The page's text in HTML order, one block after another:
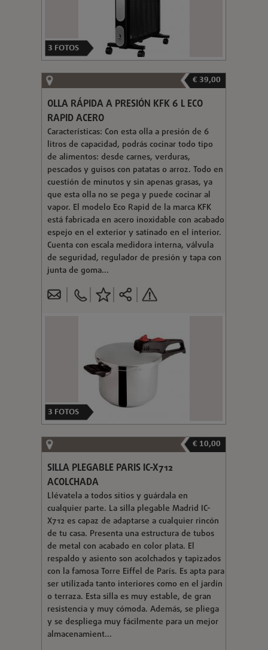
3 FOTOS
€ 39,00
OLLA RÁPIDA A PRESIÓN KFK 6 L ECO
RAPID ACERO
Características: Con esta olla a presión de 6
litros de capacidad, podrás cocinar todo tipo
de alimentos: desde carnes, verduras,
pescados y guisos con patatas o arroz. Todo en
cuestión de minutos y sin apenas grasas, ya
que esta olla no se pega y puede cocinar al
vapor. El modelo Eco Rapid de la marca KFK
está fabricada en acero inoxidable con acabado
espejo en el exterior y satinado en el interior.
Cuenta con escala medidora interna, válvula
de seguridad, regulador de presión y tapa con
junta de goma...
3 FOTOS
€ 10,00
SILLA PLEGABLE PARIS IC-X712
ACOLCHADA
Llévatela a todos sitios y guárdala en
cualquier parte. La silla plegable Madrid IC-
X712 es capaz de adaptarse a cualquier rincón
de tu casa. Presenta una estructura de tubos
de metal con acabado en color plata. El
respaldo y asiento son acolchados y tapizados
con la famosa Torre Eiffel de París. Es apta para
ser utilizada tanto interiores como en el jardín
o terraza. Esta silla es muy estable, de gran
resistencia y muy cómoda. Además, se pliega
y se despliega muy fácilmente para un mejor
almacenamient...